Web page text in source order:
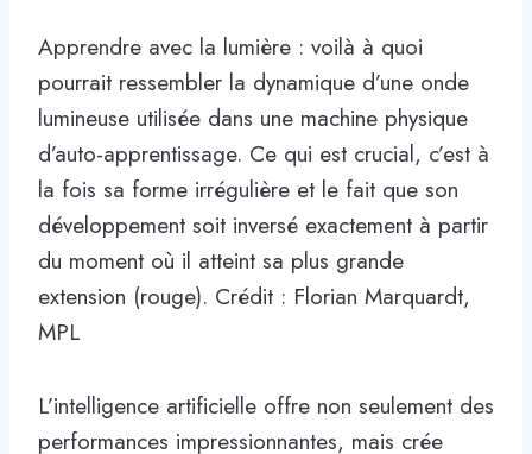
Apprendre avec la lumière : voilà à quoi
pourrait ressembler la dynamique d’une onde
lumineuse utilisée dans une machine physique
d’auto-apprentissage. Ce qui est crucial, c’est à
la fois sa forme irrégulière et le fait que son
développement soit inversé exactement à partir
du moment où il atteint sa plus grande
extension (rouge). Crédit : Florian Marquardt,
MPL
L’intelligence artificielle offre non seulement des
performances impressionnantes, mais crée